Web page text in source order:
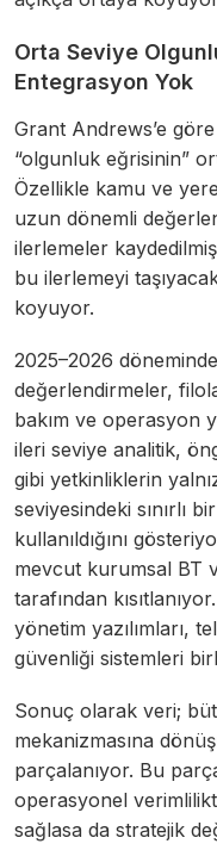
Orta Seviye
Entegrasyon Yok
Grant Andrews’e
“olgunluk eğrisinin”
Özellikle kamu ve
uzun dönemli
ilerlemeler
bu ilerlemeyi
koyuyor.
2025–2026
değerlendirmeler,
bakım ve operasyon
ileri seviye analitik,
gibi yetkinliklerin
seviyesindeki sınırlı
kullanıldığını
mevcut kurumsal BT
tarafından
yönetim yazılımları,
güvenliği sistemleri
Sonuç olarak veri;
mekanizmasına
parçalanıyor. Bu
operasyonel
sağlasa da stratejik